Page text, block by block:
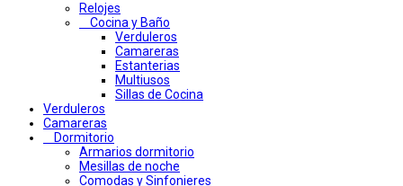
Relojes
Cocina y Baño
Verduleros
Camareras
Estanterias
Multiusos
Sillas de Cocina
Verduleros
Camareras
Dormitorio
Armarios dormitorio
Mesillas de noche
Comodas y Sinfonieres